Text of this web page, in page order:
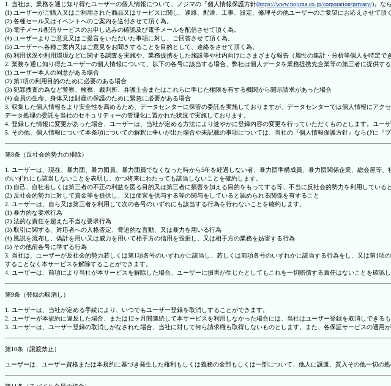
1. 当社は、業務を通じ知り得たユーザーの個人情報について、ノジマの『個人情報保護方針(https://www.nojima.co.jp/corporation/privacy/)』な
(1) ユーザーがご購入又はご利用された商品又はサービスに関し、連絡、配達、工事、設定、修理その他ユーザーのご要望にお応えさせて頂く
(2) 各種セール又はイベントへのご案内を送付させて頂く為。
(3) 電子メール配信サービスのお申し込みの確認及び電子メールを配信させて頂く為。
(4) ユーザーよりご意見又はご提言をいただいた事項に対し、ご回答させて頂く為。
(5) ユーザーへ各種ご案内又はご意見をお聞きすることを目的として、連絡をさせて頂く為。
(6) 利用状況や利用環境などに関する調査を実施や、業務提携をした施設等や社内向けにさまざまな報告（属性の集計・分析等個人を特定で
2. 業務を通じ知り得たユーザーの個人情報について、以下の各号に該当する場合、弊社は個人データを業務提携先企業等の第三者に提供する
(1) ユーザー本人の同意がある場合
(2) 第1項の利用目的のために必要のある場合
(3) 犯罪捜査の為など警察、検察、裁判所、弁護士会またはこれらに準じた権限を有する機関から開示請求があった場合
(4) 会員の生命、身体又は財産の保護のために緊急に必要がある場合
3. 収集した個人情報をより安全性を高めるため、データセンターに保管の委託を実施しておりますが、データセンターでは個人情報にアク
データ処理の委託を当社のセキュリティーの管理化に置かれた状況で実施しております。
4. 登録した情報に変更があった場合、ユーザーは、当社が定める方法により速やかに登録内容の変更を行っていただくものとします。ユ
5. その他、個人情報について本条項についての解釈に争いが出た場合や未記載の事項については、当社の『個人情報保護方針』ならびに『
第8条（反社会的勢力の排除）
1. ユーザーは、現在、暴力団、暴力団員、暴力団員でなくなった時から5年を経過しない者、暴力団準構成員、暴力団関係企業、総会屋
のいずれにも該当しないことを表明し、かつ将来にわたっても該当しないことを確約します。
(1) 自己、自社若しくは第三者の不正の利益を図る目的又は第三者に損害を加える目的をもってする等、不当に反社会的勢力を利用している
(2) 反社会的勢力に対して資金等を提供し、又は便宜を供与する等の関与をしていると認められる関係を有すること
2. ユーザーは、自ら又は第三者を利用して次の各号のいずれにも該当する行為を行わないことを確約します。
(1) 暴力的な要求行為
(2) 法的な責任を超えた不当な要求行為
(3) 取引に関する、対応者への人格否定、脅迫的な言動、又は暴力を用いる行為
(4) 風説を流布し、偽計を用い又は威力を用いて相手方の信用を毀損し、又は相手方の業務を妨害する行為
(5) その他前各号に準ずる行為
3. 当社は、ユーザーが反社会的勢力若しくは第1項各号のいずれかに該当し、若しくは前項各号のいずれかに該当する行為をし、又は第1
することなく本サービスを解除することができます。
4. ユーザーは、前項により当社が本サービスを解除した場合、ユーザーに損害が生じたとしてもこれを一切賠償する責任はないことを確認し
第9条（登録の取消し）
1. ユーザーは、当社が定める手続により、いつでもユーザー登録を取消しすることができます。
2. ユーザーが本規約に違反した場合、または12ヶ月間連続して本サービスを利用しなかった場合には、当社はユーザー登録を取消しでき
3. ユーザーは、ユーザー登録の取消しがなされた場合、当社に対して何ら請求権も取得しないものとします。また、各保証サービスの適
第10条（譲渡禁止）
ユーザーは、ユーザー資格または本規約に基づき発生した権利もしくは義務の全部もしくは一部について、他人に譲渡、質入その他一切の処